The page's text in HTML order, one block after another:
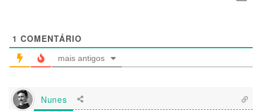
1 COMENTÁRIO
mais antigos
Nunes